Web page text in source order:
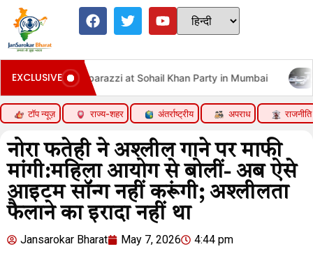
EXCLUSIVE
Paparazzi at Sohail Khan Party in Mumbai New
टॉप न्यूज़ राज्य-शहर अंतर्राष्ट्रीय अपराध राजनीति
नोरा फतेही ने अश्लील गाने पर माफी
मांगी:महिला आयोग से बोलीं- अब ऐसे
आइटम सॉन्ग नहीं करूंगी; अश्लीलता
फैलाने का इरादा नहीं था
Jansarokar Bharat May 7, 2026 4:44 pm